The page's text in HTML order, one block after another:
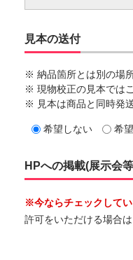
見本の送付
※ 納品箇所とは別の場
※ 現物校正の見本では
※ 見本は商品と同時発
希望しない 希
HPへの掲載(展示会
※今ならチェックして
許可をいただける場合